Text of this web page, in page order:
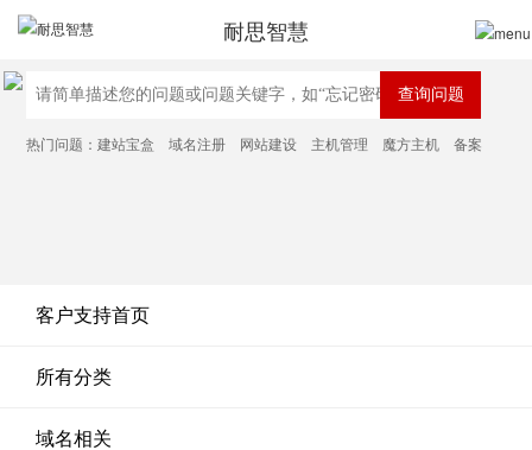
耐思智慧
热门问题：建站宝盒 域名注册 网站建设 主机管理 魔方主机 备案
客户支持首页
所有分类
域名相关